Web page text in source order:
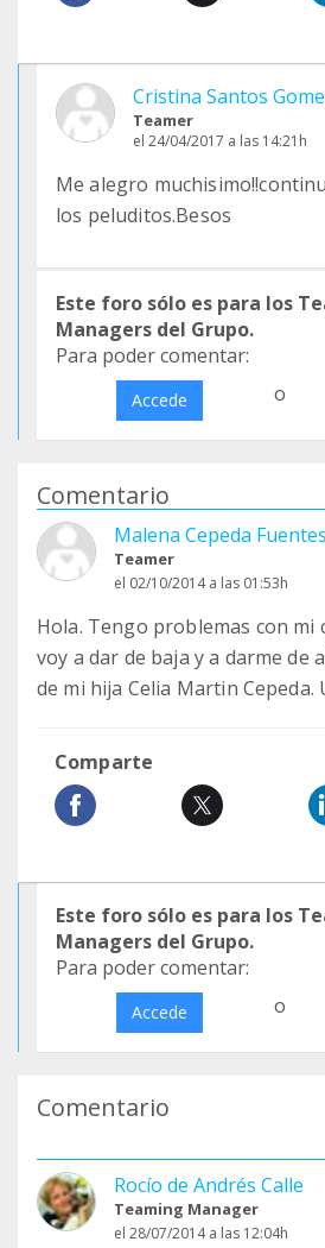
Cristina Santos
Teamer
el 24/04/2017 a las 14:21h
Me alegro
los peluditos.Besos
Este foro sólo es para los
Managers del Grupo.
Para poder comentar:
Accede o
Comentario
Malena Cepeda Fuentes
Teamer
el 02/10/2014 a las 01:53h
Hola. Tengo problemas con mi
voy a dar de baja y a darme de
de mi hija Celia Martin Cepeda.
Comparte
Este foro sólo es para los
Managers del Grupo.
Para poder comentar:
Accede o
Comentario
Rocío de Andrés Calle
Teaming Manager
el 28/07/2014 a las 12:04h